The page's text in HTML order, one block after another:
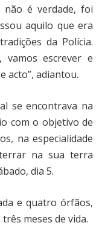
não é verdade, foi
aquilo que era
da Polícia.
escrever e
acto”, adiantou.
se encontrava na
com o objetivo de
na especialidade
na sua terra
dia 5.
e quatro órfãos,
meses de vida.